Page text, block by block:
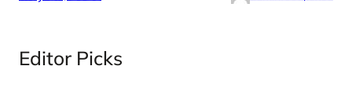
Editor Picks